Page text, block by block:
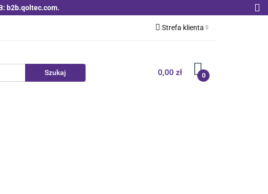
b2b.qoltec.com.
Strefa klienta
Zarejestruj się
0,00 zł 0
4G 5G